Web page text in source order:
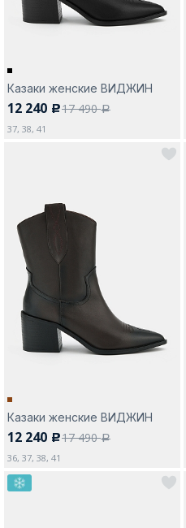
Казаки женские ВИДЖИН
12 240 c17 490a
37, 38, 41
Казаки женские ВИДЖИН
12 240 c17 490a
36, 37, 38, 41